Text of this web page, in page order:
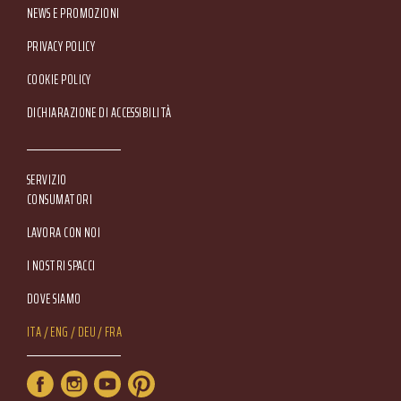
NEWS E PROMOZIONI
Footer Service Menu
PRIVACY POLICY
COOKIE POLICY
DICHIARAZIONE DI ACCESSIBILITÀ
SERVIZIO
CONSUMATORI
LAVORA CON NOI
I NOSTRI SPACCI
DOVE SIAMO
Lang Menu
ITA ENG DEU FRA
Service Menu